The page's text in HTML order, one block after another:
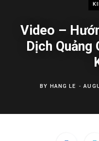
Video –
Dịch Quảng
BY HANG LE